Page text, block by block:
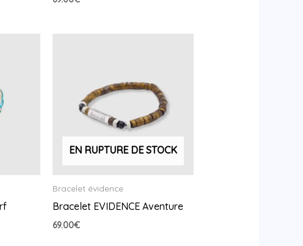
EN RUPTURE DE STOCK
Bracelet évidence
Bracelet EVIDENCE Aventure
69.00€